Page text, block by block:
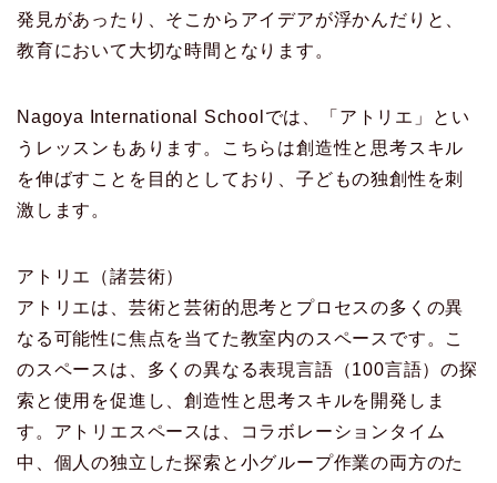
発見があったり、そこからアイデアが浮かんだりと、
教育において大切な時間となります。
Nagoya International Schoolでは、「アトリエ」とい
うレッスンもあります。こちらは創造性と思考スキル
を伸ばすことを目的としており、子どもの独創性を刺
激します。
アトリエ（諸芸術）
アトリエは、芸術と芸術的思考とプロセスの多くの異
なる可能性に焦点を当てた教室内のスペースです。こ
のスペースは、多くの異なる表現言語（100言語）の探
索と使用を促進し、創造性と思考スキルを開発しま
す。アトリエスペースは、コラボレーションタイム
中、個人の独立した探索と小グループ作業の両方のた